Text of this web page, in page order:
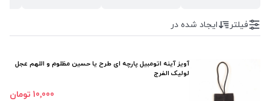
فیلتر ایجاد شده در
آویز آینه اتومبیل پارچه ای طرح یا حسین مظلوم و اللهم عجل
لولیک الفرج
10٬000 تومان